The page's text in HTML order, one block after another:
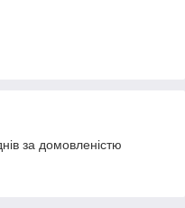
за домовленістю